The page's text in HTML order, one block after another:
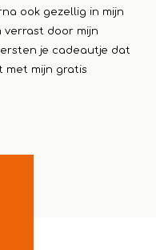
ook gezellig in mijn
verrast door mijn
je cadeautje dat
met mijn gratis